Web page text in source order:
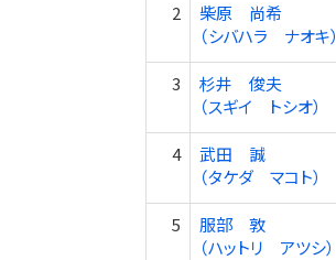
2
柴原 尚希
（シバハラ ナオキ）
3
杉井 俊夫
（スギイ トシオ）
4
武田 誠
（タケダ マコト）
5
服部 敦
（ハットリ アツシ）